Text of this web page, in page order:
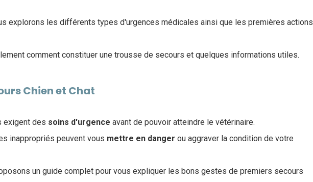
explorons les différents types d'urgences médicales ainsi que les premières actions
comment constituer une trousse de secours et quelques informations utiles.
Chien et Chat
exigent des soins d'urgence avant de pouvoir atteindre le vétérinaire.
inappropriés peuvent vous mettre en danger ou aggraver la condition de votre
un guide complet pour vous expliquer les bons gestes de premiers secours